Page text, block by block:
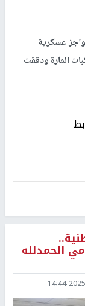
عسكرية
المارة ودققت
الحمدلله
2025-